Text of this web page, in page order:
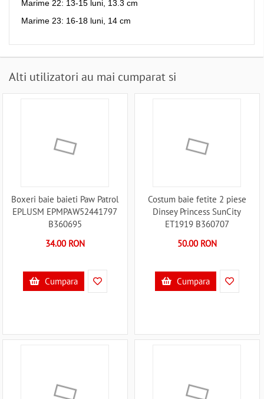
Marime 22: 13-15 luni, 13.3 cm
Marime 23: 16-18 luni, 14 cm
Alti utilizatori au mai cumparat si
Boxeri baie baieti Paw Patrol
EPLUSM EPMPAW52441797
B360695
34.00 RON
Cumpara
Costum baie fetite 2 piese
Dinsey Princess SunCity
ET1919 B360707
50.00 RON
Cumpara